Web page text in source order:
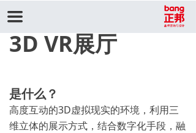
끀
3D VR展厅
是什么？
高度互动的3D虚拟现实的环境，利用三
维立体的展示方式，结合数字化手段，融